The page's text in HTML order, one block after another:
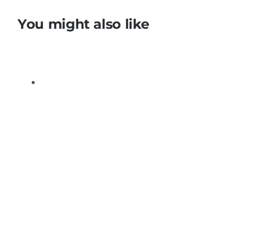
You might also like